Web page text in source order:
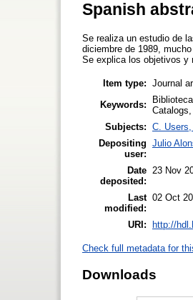
Spanish
Se realiza un estudio de
diciembre de 1989,
Se explica los objetivos y
Item type: Journal
Keywords:
Subjects: C. Users,
Depositing
user:
Julio
Date
deposited:
23 Nov
Last
modified:
02 Oct
URI: http://
Check full metadata for
Downloads